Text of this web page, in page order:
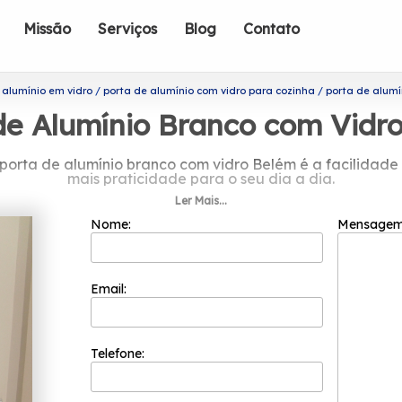
Missão Serviços Blog Contato
em vidro porta de alumínio com vidro para cozinha porta de
Alumínio Branco com
de alumínio branco com vidro Belém é a
mais praticidade para o seu dia a dia.
por porta de alumínio branco com
do segmento de esquadrias, a Esquadriflex é
em 2002 e sua equipe de profissionais é formada
do cliente em cada pedido e a maior inovação e
branco com vidro Belém? Contando com
de Correr Lavanderia, Janelas em Alumínio, entre
sempre independentemente do tamanho do
procuram e soluções e tendências com design e
contato para saber mais.
Ler Mais...
Nome:
Email:
Telefone: